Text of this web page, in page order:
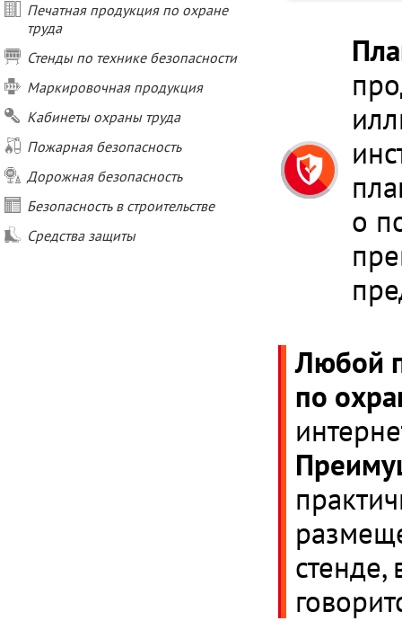
Печатная продукция по охране
труда
Стенды по технике безопасности
Маркировочная продукция
Кабинеты охраны труда
Пожарная безопасность
Дорожная безопасность
Безопасность в строительстве
Средства защиты
о
Любой
по
стенде,